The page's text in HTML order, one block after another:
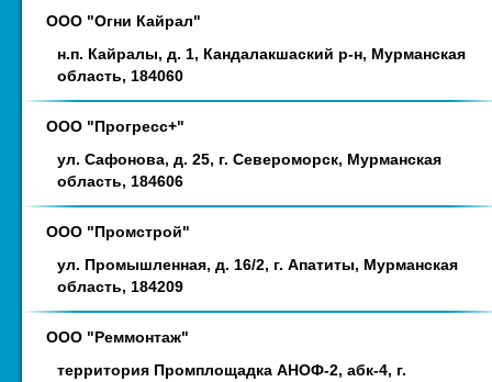
ООО "Огни Кайрал"
н.п. Кайралы, д. 1, Кандалакшаский р-н, Мурманская
область, 184060
ООО "Прогресс+"
ул. Сафонова, д. 25, г. Североморск, Мурманская
область, 184606
ООО "Промстрой"
ул. Промышленная, д. 16/2, г. Апатиты, Мурманская
область, 184209
ООО "Реммонтаж"
территория Промплощадка АНОФ-2, абк-4, г.